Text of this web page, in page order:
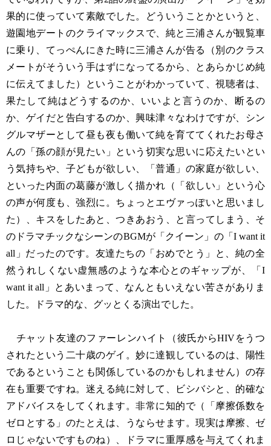
果的に使っていて素敵でした。どういうことかというと、
遊園地デートのクライマックスで、純と三浦さんが観覧車
に乗り、てっぺんにきた時に三浦さんが告る（別のクラス
メートがそういう手はずになってるから、とあらかじめ純
に伝えてました）ということがわかっていて、視聴者は、
果たして純はどうするのか、いいよと言うのか、断るの
か、ゲイだと告白するのか、興味津々なわけですが、シン
グルマザーとして昼も夜も働いて純を育ててくれたお母さ
んの「孫の顔が見たい」という切実な思いに応えたいとい
う気持ちや、子どもが欲しい、「普通」の家庭が欲しい、
といった内面の葛藤が激しく描かれ（「欲しい」という心
の声が何度も、強烈に。ちょっとエヴァっぽいと思いまし
た）、キスをしたあと、つきあおう、と言ってしまう、そ
のドラマチックなシーンのBGMが「クイーン」の「I want it
all」だったのです。友達たちの「おめでとう」と、純の全
然うれしくない虚無感のような本心とのギャップが、「I
want it all」とあいまって、なんともいえない苦さがありま
した。ドラマ的な、グッとくる演出でした。
チャット友達のファーレンハイト（彼氏からHIVをうつ
されたという二十歳のゲイ。妙に達観しているのは、陽性
であるということも関係しているのかもしれません）の存
在も重要ですね。迷える純に対して、ビシバシと、的確な
アドバイスをしてくれます。非常に知的で（「摩擦係数を
ゼロとする」のたとえは、うならせます。現実は摩擦、ゼ
ロじゃないですものね）、ドラマに重厚感を与えてくれま